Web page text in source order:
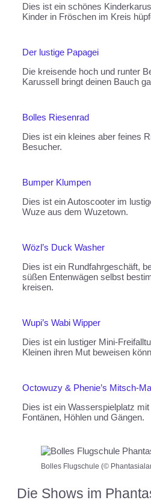
Dies ist ein schönes
Kinder in Fröschen im Kreis
Der lustige Papagei
Die kreisende hoch und runter
Karussell bringt deinen Bauch
Bolles Riesenrad
Dies ist ein kleines aber feines
Besucher.
Bumper Klumpen
Dies ist ein Autoscooter im
Wuze aus dem Wuzetown.
Wözl’s Duck Washer
Dies ist ein Rundfahrgeschäft,
süßen Entenwägen selbst
kreisen.
Wupi’s Wabi Wipper
Dies ist ein lustiger Mini-
Kleinen ihren Mut beweisen
Octowuzy & Phenie’s Mitsch-
Dies ist ein Wasserspielplatz
Fontänen, Höhlen und Gängen.
Bolles Flugschule (©
Die Shows im